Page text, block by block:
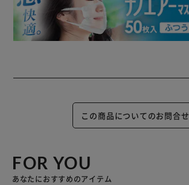
この商品についてのお問合せ
FOR YOU
あなたにおすすめのアイテム